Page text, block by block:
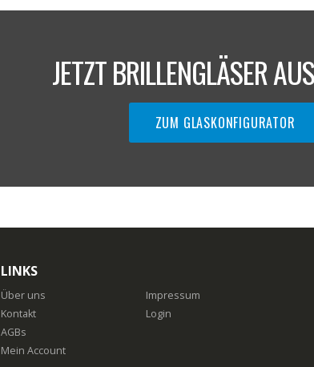
JETZT BRILLENGLÄSER
ZUM GLASKONFIGURATOR
LINKS
Über uns
Kontakt
AGBs
Mein Account
Impressum
Login